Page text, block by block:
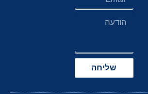
שליחה